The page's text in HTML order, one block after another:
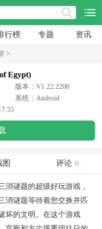
行榜 专题 资讯
>
Egypt)
版本：V1.22.2200
系统：Android
图 评论 0
消谜题的超级好玩游戏，
消谜题等待着您交换并匹
坏的文明。在这个游戏